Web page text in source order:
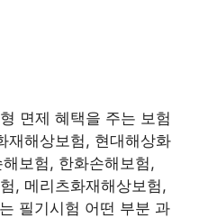
면제 혜택을 주는 보험
재해상보험, 현대해상화
보험, 한화손해보험,
, 메리츠화재해상보험,
필기시험 어떤 부분 과